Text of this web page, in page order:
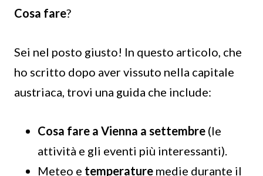
Cosa fare?
Sei nel posto giusto! In questo articolo, che
ho scritto dopo aver vissuto nella capitale
austriaca, trovi una guida che include:
Cosa fare a Vienna a settembre (le
attività e gli eventi più interessanti).
Meteo e temperature medie durante il